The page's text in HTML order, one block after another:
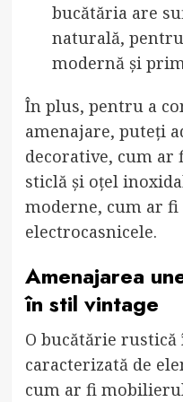
bucătăria are
naturală,
modernă și
În plus, pentru a
amenajare, puteți
decorative, cum ar
sticlă și oțel
moderne, cum ar
electrocasnicele.
Amenajarea
în stil vintage
O bucătărie
caracterizată de
cum ar fi